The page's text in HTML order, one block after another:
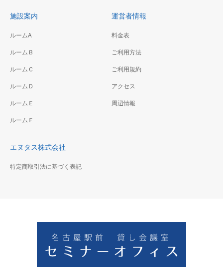
施設案内
ルームA
ルームＢ
ルームＣ
ルームＤ
ルームＥ
ルームＦ
運営者情報
料金表
ご利用方法
ご利用規約
アクセス
周辺情報
エヌタス株式会社
特定商取引法に基づく表記